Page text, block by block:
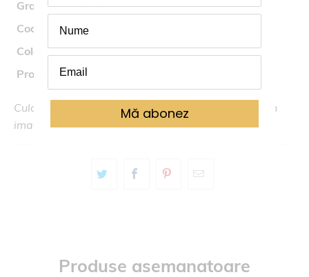
Grad de protectie
IP20
Cod
Colectia
CAIRO
Producator
Culoarea reala poate fi usor diferita fata de cea din
imagine.
Produse asemanatoare
Mă abonez